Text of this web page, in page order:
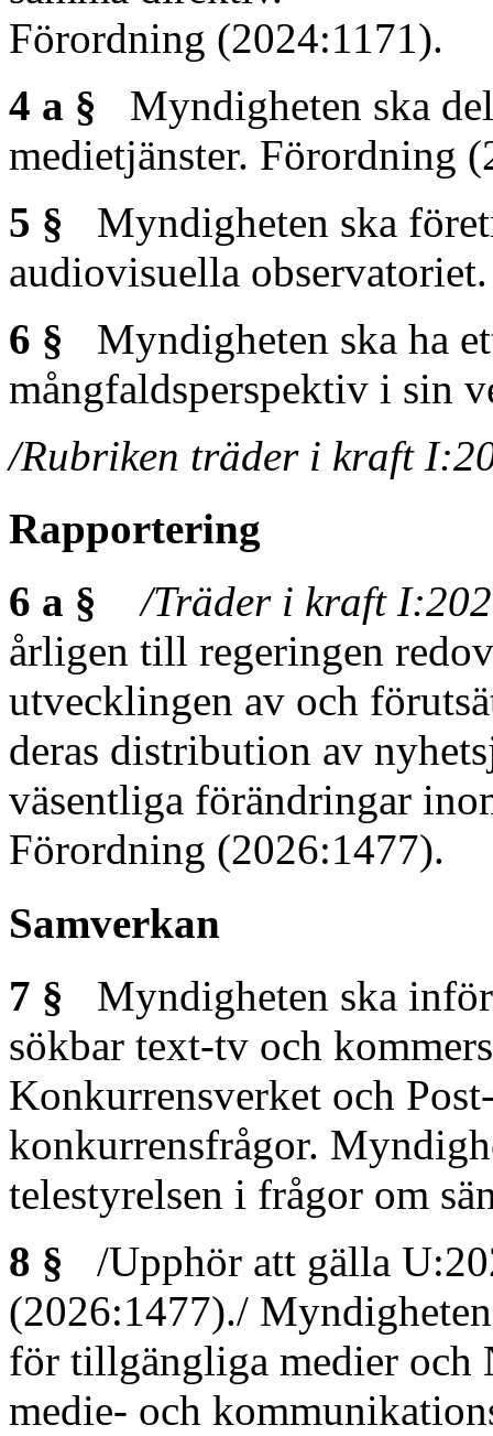
Förordning (2024:1171).
4 a § Myndigheten ska
medietjänster. Förordning
5 § Myndigheten ska
audiovisuella observatoriet.
6 § Myndigheten ska ha
mångfaldsperspektiv i sin
/Rubriken träder i kraft
Rapportering
6 a §
/Träder i kraft
årligen till regeringen
utvecklingen av och
deras distribution av
väsentliga förändringar
Förordning (2026:1477).
Samverkan
7 § Myndigheten ska
sökbar text-tv och
Konkurrensverket och
konkurrensfrågor.
telestyrelsen i frågor om
8 § /Upphör att gälla
(2026:1477)./
för tillgängliga medier och
medie- och